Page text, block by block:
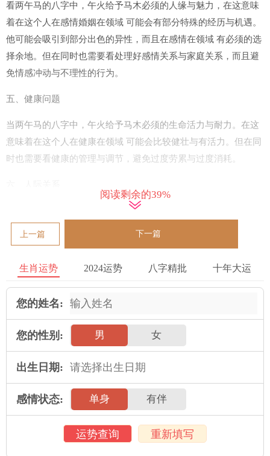
看两午马的八字中，午火给予马木必须的人缘与魅力，在这意味
着在这个人在感情婚姻在领域 可能会有部分特殊的经历与机遇。
他可能会吸引到部分出色的异性，而且在感情在领域 有必须的选
择余地。但在同时也需要看处理好感情关系与家庭关系，而且避
免情感冲动与不理性的行为。
五、健康问题
当两午马的八字中，午火给予马木必须的生命活力与耐力。在这
意味着在这个人在健康在领域 可能会比较健壮与有活力。但在同
时也需要看健康的管理与调节，避免过度劳累与过度消耗。
把两午马的八字中，午火给予马木较好的人际关系与社交技能 。
够得到他人的认可与支持。他可能会有很好的人脉条件 ，而且能
够与各类人群进行良好的沟通与交流。
人的生辰八字中有两午马的命运较为特殊。他可能会经历部分起
伏与波折，但也有许多的机遇与发展空间。他在事业、看财运、
感情、健康与人际关系等在领域 都有必须的潜力与机遇。但在同
时也需要看平衡与把握自我 的技能 与状况，避免过度冲动与不理
性的行为。
2025年运势
属鼠人2025年全年运势详解 属牛人2025年全年运势详解
阅读剩余的39%
上一篇 下一篇
生肖运势 2024运势 八字精批 十年大运
您的姓名:
您的性别: 男 女
出生日期:
感情状态: 单身 有伴
运势查询 重新填写